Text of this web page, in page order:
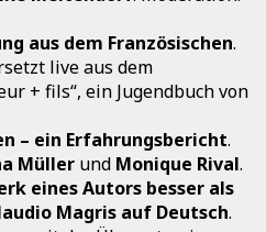
aus dem Französischen.
live aus dem
+ fils“, ein Jugendbuch von
– ein Erfahrungsbericht.
Müller und Monique Rival.
eines Autors besser als
Magris auf Deutsch.